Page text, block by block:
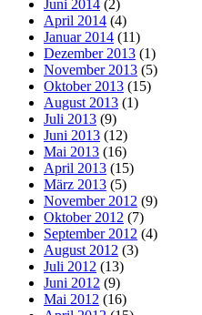
Juni 2014 (2)
April 2014 (4)
Januar 2014 (11)
Dezember 2013 (1)
November 2013 (5)
Oktober 2013 (15)
August 2013 (1)
Juli 2013 (9)
Juni 2013 (12)
Mai 2013 (16)
April 2013 (15)
März 2013 (5)
November 2012 (9)
Oktober 2012 (7)
September 2012 (4)
August 2012 (3)
Juli 2012 (13)
Juni 2012 (9)
Mai 2012 (16)